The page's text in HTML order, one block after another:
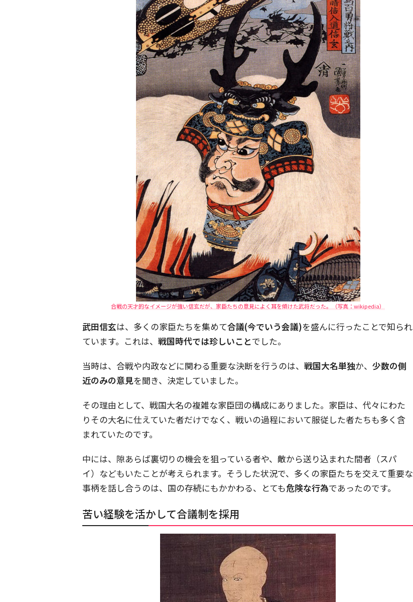
合戦の天才的なイメージが強い信玄だが、家臣たちの意見によく耳を傾けた武将だった。（写真：wikipedia）
武田信玄は、多くの家臣たちを集めて合議(今でいう会議)を盛んに行ったことで知られ
ています。これは、 戦国時代では珍しいことでした。
当時は、合戦や内政などに関わる重要な決断を行うのは、 戦国大名単独か、 少数の側
近のみの意見を聞き、決定していました。
その理由として、戦国大名の複雑な家臣団の構成にありました。家臣は、代々にわた
りその大名に仕えていた者だけでなく、戦いの過程において服従した者たちも多く含
まれていたのです。
中には、隙あらば裏切りの機会を狙っている者や、敵から送り込まれた間者（スパ
イ）などもいたことが考えられます。そうした状況で、多くの家臣たちを交えて重要な
事柄を話し合うのは、国の存続にもかかわる、とても危険な行為であったのです。
苦い経験を活かして合議制を採用